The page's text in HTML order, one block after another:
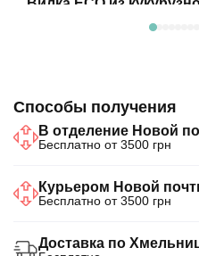
Вилка ECO из
Способы получения
В отделение Новой
Бесплатно от 3500 грн
Курьером Новой
Бесплатно от 3500 грн
Доставка по